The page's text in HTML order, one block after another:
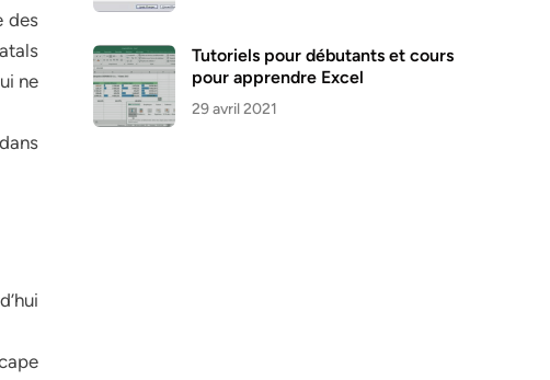
des
ne
Tutoriels pour débutants et cours
pour apprendre Excel
29 avril 2021